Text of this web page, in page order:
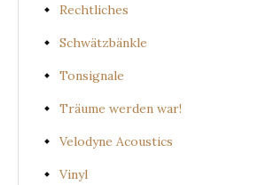
Rechtliches
Schwätzbänkle
Tonsignale
Träume werden war!
Velodyne Acoustics
Vinyl